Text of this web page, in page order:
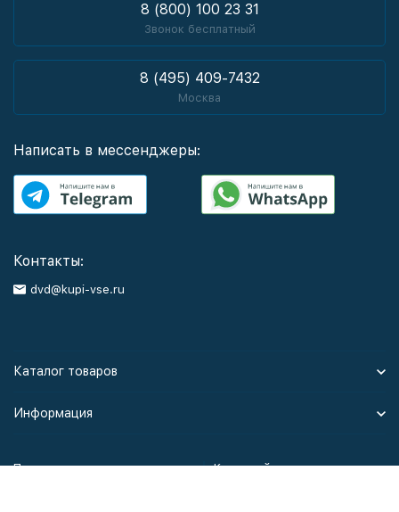
8 (800) 100 23 31
Звонок бесплатный
8 (495) 409-7432
Москва
Написать в мессенджеры:
Контакты:
dvd@kupi-vse.ru
Каталог товаров
Информация
Политика персональных данных Карта сайта